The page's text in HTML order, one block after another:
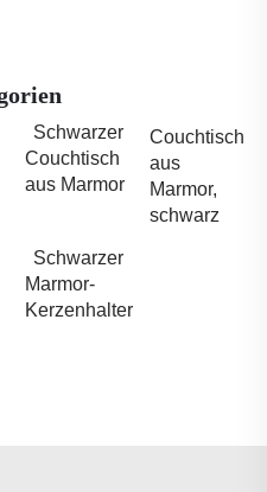
Schwarzer
Couchtisch
aus Marmor
Couchtisch
aus
Marmor,
schwarz
Schwarzer
Marmor-
Kerzenhalter